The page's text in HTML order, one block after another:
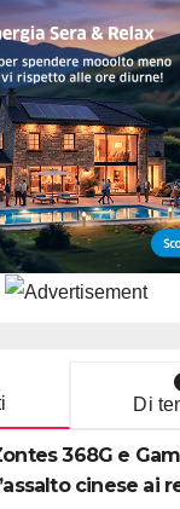
Di
368G e
cinese ai